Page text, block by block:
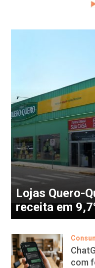
Lojas Quero-
receita em
com